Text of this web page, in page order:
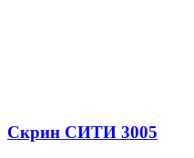
Скрин СИТИ 3005